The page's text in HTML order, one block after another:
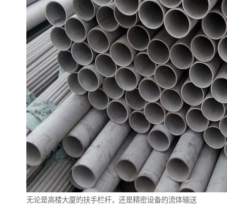
无论是高楼大厦的扶手栏杆，还是精密设备的流体输送